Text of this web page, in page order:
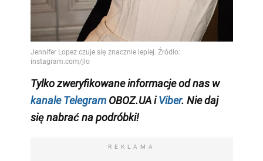
Tylko zweryfikowane informacje od nas w
kanale Telegram OBOZ.UA iViber. Nie daj
się nabrać na podróbki!
REKLAMA